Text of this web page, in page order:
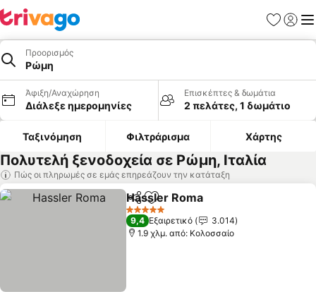
Προορισμός
Ρώμη
Άφιξη/Αναχώρηση
Διάλεξε ημερομηνίες
Επισκέπτες & δωμάτια
2 πελάτες, 1 δωμάτιο
Ταξινόμηση Φιλτράρισμα Χάρτης
Πολυτελή ξενοδοχεία σε Ρώμη, Ιταλία
Πώς οι πληρωμές σε εμάς επηρεάζουν την κατάταξη
Κοινοποίηση
Προσθήκη στα αγαπημένα
Hassler Roma
5 Αστέρια
9,4 Εξαιρετικό
3.014
1.9 χλμ. από: Κολοσσαίο